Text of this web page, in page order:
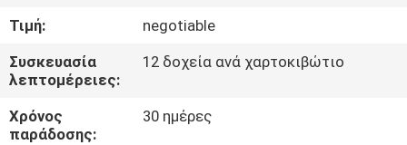
ΜΑΖΊ
ΜΑΣ
ΕΙΔΉΣΕΙΣ
Τιμή:
negotiable
Συσκευασία
λεπτομέρειες:
12 δοχεία ανά χαρτοκιβώτιο
Χρόνος
παράδοσης:
30 ημέρες